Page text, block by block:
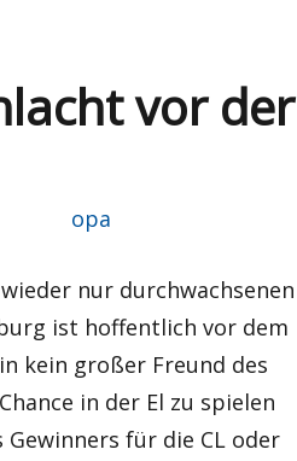
vor der
Autor
opa
nur durchwachsenen
ist hoffentlich vor dem
kein großer Freund des
in der El zu spielen
für die CL oder